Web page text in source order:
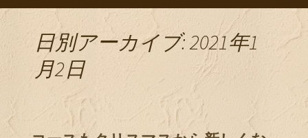
日別アーカイブ: 2021年1
月2日